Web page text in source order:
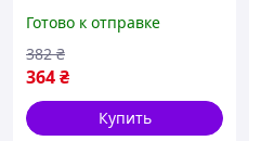
Готово к отправке
364₴
382 ₴
Купить